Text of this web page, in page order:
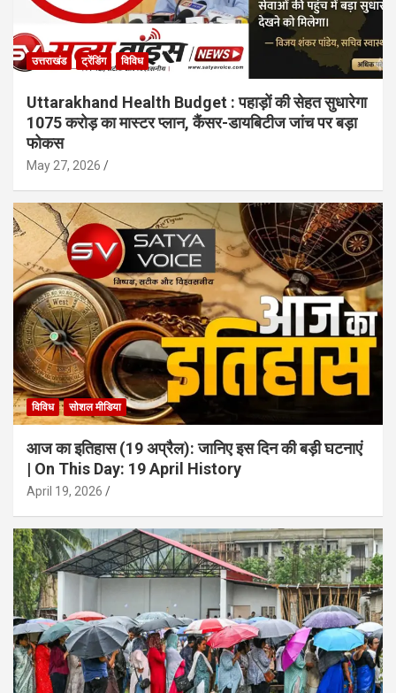
उत्तराखंड ट्रेंडिंग विविध
Uttarakhand Health Budget : पहाड़ों की सेहत सुधारेगा
1075 करोड़ का मास्टर प्लान, कैंसर-डायबिटीज जांच पर बड़ा
फोकस
May 27, 2026
विविध सोशल मीडिया
आज का इतिहास (19 अप्रैल): जानिए इस दिन की बड़ी घटनाएं
| On This Day: 19 April History
April 19, 2026